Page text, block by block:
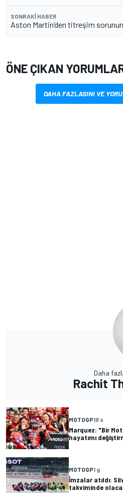
SONRAKI HABER
Aston Martin’den titreşim
ÖNE ÇIKAN
DAHA FAZLASINI VE
Daha
Rachit
MOTOGP18 s
Marquez: "Bir
hayatımı
MOTOGP1 g
İmzalar atıldı:
takviminde